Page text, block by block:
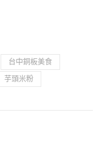
台中銅板美食
芋頭米粉